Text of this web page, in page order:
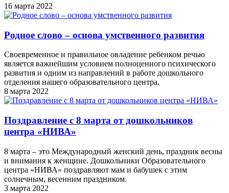
16 марта 2022
Родное слово – основа умственного развития
Своевременное и правильное овладение ребенком речью
является важнейшим условием полноценного психического
развития и одним из направлений в работе дошкольного
отделения нашего образовательного центра.
8 марта 2022
Поздравление с 8 марта от дошкольников
центра «НИВА»
8 марта – это Международный женский день, праздник весны
и внимания к женщине. Дошкольники Образовательного
центра «НИВА» поздравляют мам и бабушек с этим
солнечным, весенним праздником.
3 марта 2022